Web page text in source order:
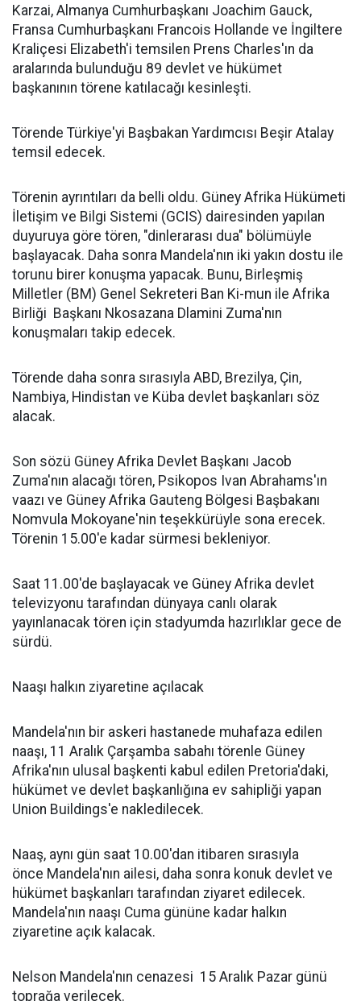
Karzai, Almanya Cumhurbaşkanı Joachim Gauck,
Fransa Cumhurbaşkanı Francois Hollande ve İngiltere
Kraliçesi Elizabeth'i temsilen Prens Charles'ın da
aralarında bulunduğu 89 devlet ve hükümet
başkanının törene katılacağı kesinleşti.
Törende Türkiye'yi Başbakan Yardımcısı Beşir Atalay
temsil edecek.
Törenin ayrıntıları da belli oldu. Güney Afrika Hükümeti
İletişim ve Bilgi Sistemi (GCIS) dairesinden yapılan
duyuruya göre tören, "dinlerarası dua" bölümüyle
başlayacak. Daha sonra Mandela'nın iki yakın dostu ile
torunu birer konuşma yapacak. Bunu, Birleşmiş
Milletler (BM) Genel Sekreteri Ban Ki-mun ile Afrika
Birliği Başkanı Nkosazana Dlamini Zuma'nın
konuşmaları takip edecek.
Törende daha sonra sırasıyla ABD, Brezilya, Çin,
Nambiya, Hindistan ve Küba devlet başkanları söz
alacak.
Son sözü Güney Afrika Devlet Başkanı Jacob
Zuma'nın alacağı tören, Psikopos Ivan Abrahams'ın
vaazı ve Güney Afrika Gauteng Bölgesi Başbakanı
Nomvula Mokoyane'nin teşekkürüyle sona erecek.
Törenin 15.00'e kadar sürmesi bekleniyor.
Saat 11.00'de başlayacak ve Güney Afrika devlet
televizyonu tarafından dünyaya canlı olarak
yayınlanacak tören için stadyumda hazırlıklar gece de
sürdü.
Naaşı halkın ziyaretine açılacak
Mandela'nın bir askeri hastanede muhafaza edilen
naaşı, 11 Aralık Çarşamba sabahı törenle Güney
Afrika'nın ulusal başkenti kabul edilen Pretoria'daki,
hükümet ve devlet başkanlığına ev sahipliği yapan
Union Buildings'e nakledilecek.
Naaş, aynı gün saat 10.00'dan itibaren sırasıyla
önce Mandela'nın ailesi, daha sonra konuk devlet ve
hükümet başkanları tarafından ziyaret edilecek.
Mandela'nın naaşı Cuma gününe kadar halkın
ziyaretine açık kalacak.
Nelson Mandela'nın cenazesi 15 Aralık Pazar günü
toprağa verilecek.